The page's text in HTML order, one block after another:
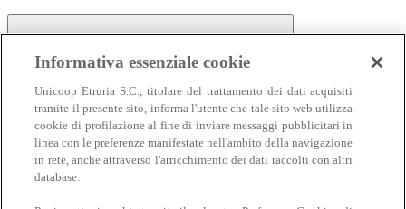
Carne
Carne
Informativa essenziale cookie
Unicoop Etruria S.C., titolare del trattamento dei dati acquisiti
tramite il presente sito, informa l'utente che tale sito web utilizza
cookie di profilazione al fine di inviare messaggi pubblicitari in
linea con le preferenze manifestate nell'ambito della navigazione
in rete, anche attraverso l'arricchimento dei dati raccolti con altri
database.